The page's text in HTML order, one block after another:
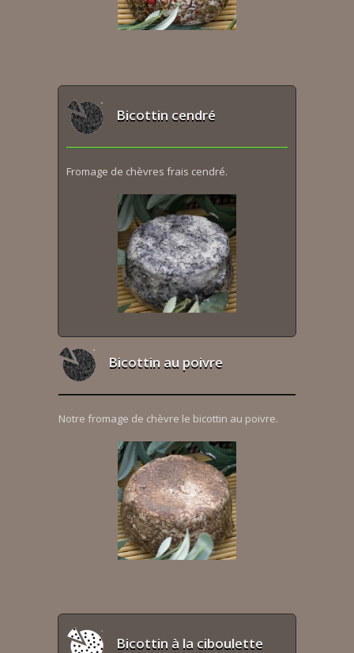
Bicottin cendré
Fromage de chèvres frais cendré.
Bicottin au poivre
Notre fromage de chèvre le bicottin au poivre.
Bicottin à la ciboulette